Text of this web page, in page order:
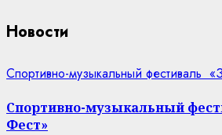
Новости
Спортивно-музыкальный фестиваль
Спортивно-музыкальный
Фест»